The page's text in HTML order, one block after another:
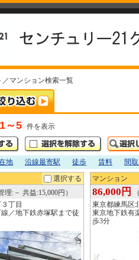
／マンション検索一覧
1～5 件を表示
地 沿線最寄駅 徒歩 賃料 間
選択する
理:－ 共益:15,000円）
丁目
／地下鉄赤塚駅まで徒
マンション
86,000円
東京都練馬区
東京地下鉄有
歩3分